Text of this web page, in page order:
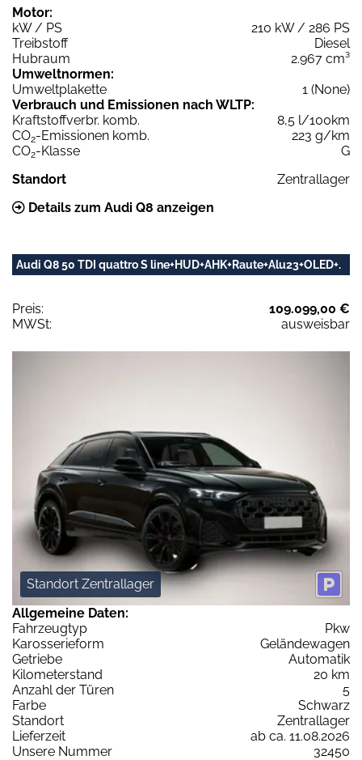
Motor:
kW / PS
210 kW / 286 PS
Treibstoff
Diesel
Hubraum
2.967 cm³
Umweltnormen:
Umweltplakette
1 (None)
Verbrauch und Emissionen nach WLTP:
Kraftstoffverbr. komb.
8,5 l/100km
CO2-Emissionen komb.
223 g/km
CO2-Klasse
G
Standort
Zentrallager
Details zum Audi Q8 anzeigen
Audi Q8 50 TDI quattro S line+HUD+AHK+Raute+Alu23+OLED+.
Preis:
109.099,00 €
MWSt:
ausweisbar
Standort Zentrallager
Allgemeine Daten:
Fahrzeugtyp
Pkw
Karosserieform
Geländewagen
Getriebe
Automatik
Kilometerstand
20 km
Anzahl der Türen
5
Farbe
Schwarz
Standort
Zentrallager
Lieferzeit
ab ca. 11.08.2026
Unsere Nummer
32450